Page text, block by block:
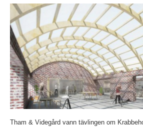
Tham & Videgård vann tävlingen om